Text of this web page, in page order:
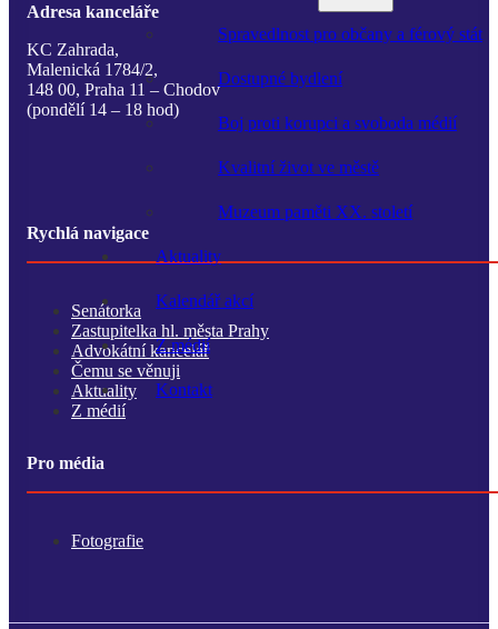
Spravedlnost pro občany a férový stát
Dostupné bydlení
Boj proti korupci a svoboda médií
Kvalitní život ve městě
Muzeum paměti XX. století
Aktuality
Kalendář akcí
Z médií
Kontakt
Adresa kanceláře
KC Zahrada,
Malenická 1784/2,
148 00, Praha 11 – Chodov
(pondělí 14 – 18 hod)
Rychlá navigace
Senátorka
Zastupitelka hl. města Prahy
Advokátní kancelář
Čemu se věnuji
Aktuality
Z médií
Pro média
Fotografie